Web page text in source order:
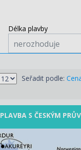
Délka plavby
nerozhoduje
Seřadit podle:
PLAVBA S ČESKÝM
01.07.2027 –
56